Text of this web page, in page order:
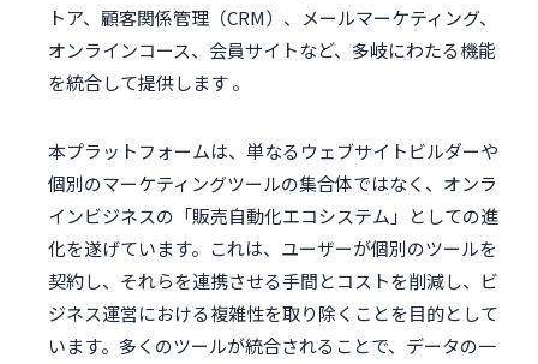
トア、顧客関係管理（CRM）、メールマーケティング、
オンラインコース、会員サイトなど、多岐にわたる機能
を統合して提供します 。
本プラットフォームは、単なるウェブサイトビルダーや
個別のマーケティングツールの集合体ではなく、オンラ
インビジネスの「販売自動化エコシステム」としての進
化を遂げています。これは、ユーザーが個別のツールを
契約し、それらを連携させる手間とコストを削減し、ビ
ジネス運営における複雑性を取り除くことを目的として
います。多くのツールが統合されることで、データの一